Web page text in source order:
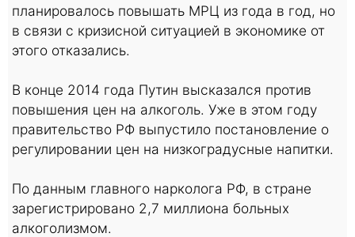
планировалось повышать МРЦ из года в год, но
в связи с кризисной ситуацией в экономике от
этого отказались.
В конце 2014 года Путин высказался против
повышения цен на алкоголь. Уже в этом году
правительство РФ выпустило постановление о
регулировании цен на низкоградусные напитки.
По данным главного нарколога РФ, в стране
зарегистрировано 2,7 миллиона больных
алкоголизмом.